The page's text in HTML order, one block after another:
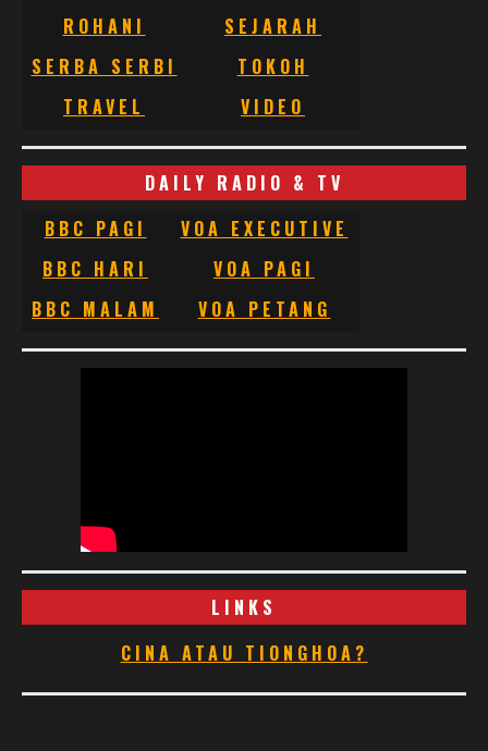
ROHANI
SEJARAH
SERBA SERBI
TOKOH
TRAVEL
VIDEO
DAILY RADIO & TV
BBC PAGI
VOA EXECUTIVE
BBC HARI
VOA PAGI
BBC MALAM
VOA PETANG
LINKS
CINA ATAU TIONGHOA?